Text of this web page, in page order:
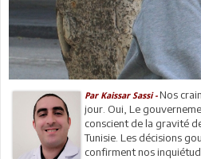
Par Kaissar Sassi -Nos
jour. Oui, Le
conscient de la gravité
Tunisie. Les décisions
confirment nos